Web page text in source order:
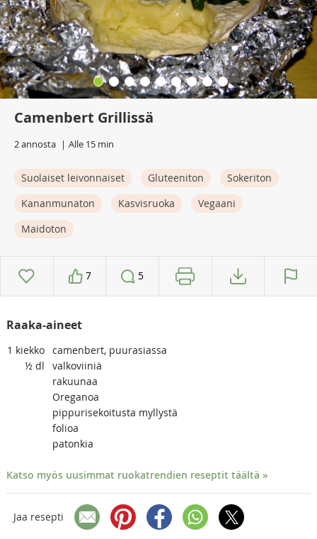
Camenbert Grillissä
2 annosta Alle 15 min
Suolaiset leivonnaiset Gluteeniton
Sokeriton
Kananmunaton
Kasvisruoka
Vegaani
Maidoton
7 5
Raaka-aineet
1 kiekko camenbert, puurasiassa
½ dl
valkoviiniä
rakuunaa
Oreganoa
pippurisekoitusta myllystä
folioa
patonkia
Katso myös uusimmat ruokatrendien reseptit täältä »
Jaa resepti